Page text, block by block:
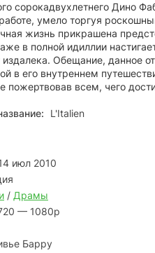
сорокадвухлетнего Дино
умело торгуя
жизнь прикрашена
в полной идиллии
издалека. Обещание, данное
в его внутреннем
пожертвовав всем, чего
L'Italien
июл 2010
/ Драмы
— 1080p
Барру